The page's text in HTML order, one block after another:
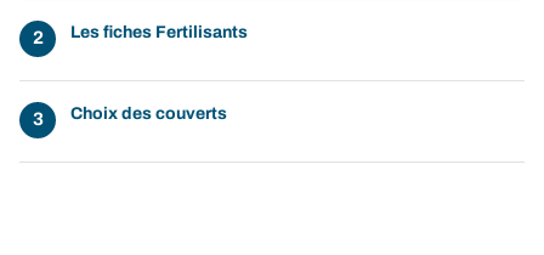
Les fiches Fertilisants
Choix des couverts